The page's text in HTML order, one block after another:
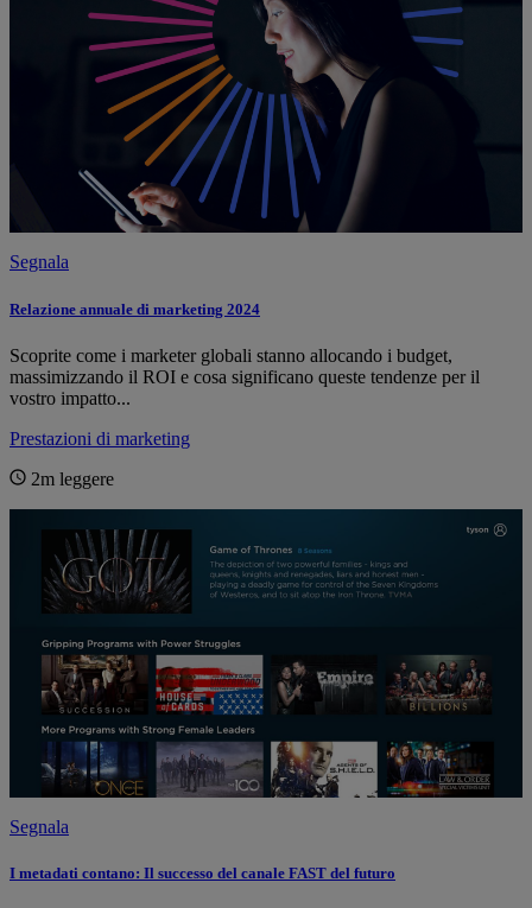
Segnala
Relazione annuale di marketing 2024
Scoprite come i marketer globali stanno allocando i budget,
massimizzando il ROI e cosa significano queste tendenze per il
vostro impatto...
Prestazioni di marketing
2m leggere
Segnala
I metadati contano: Il successo del canale FAST del futuro